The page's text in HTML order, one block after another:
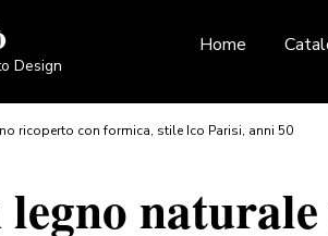
Design
Home
ricoperto con formica, stile Ico Parisi, anni 50
legno